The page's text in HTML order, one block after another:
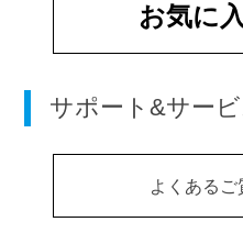
お気に
サポート&サービ
よくあるご